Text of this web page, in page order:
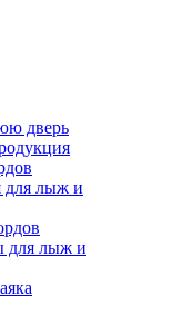
дверь
для лыж и
для лыж и